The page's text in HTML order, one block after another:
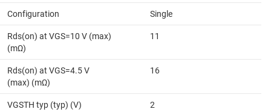
Configuration Single
Rds(on) at VGS=10 V (max)
(mΩ)
11
Rds(on) at VGS=4.5 V
(max) (mΩ)
16
VGSTH typ (typ) (V) 2